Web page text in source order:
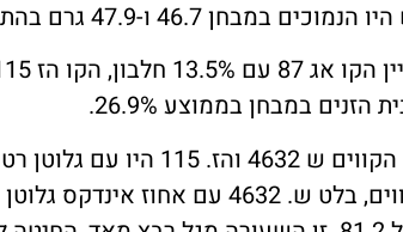
גם כאן אג 87 ורנמ 2 היו עם הגלוטן הרטוב הגבוה במבחן, 31 אחוז.
24.5 אחוז. האינדקס גלוטן היה נמוך מ-40 אחוז במרבית הזנים והקווים, בלט ש. 4632 עם